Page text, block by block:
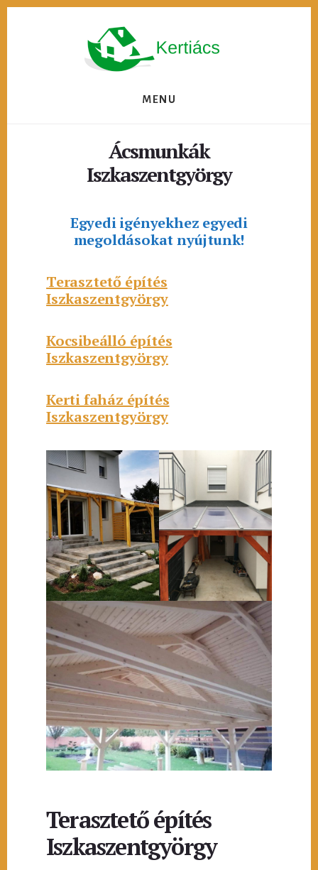
MENU
Ácsmunkák
Iszkaszentgyörgy
Egyedi igényekhez egyedi
megoldásokat nyújtunk!
Terasztető építés
Iszkaszentgyörgy
Kocsibeálló építés
Iszkaszentgyörgy
Kerti faház építés
Iszkaszentgyörgy
Terasztető építés
Iszkaszentgyörgy